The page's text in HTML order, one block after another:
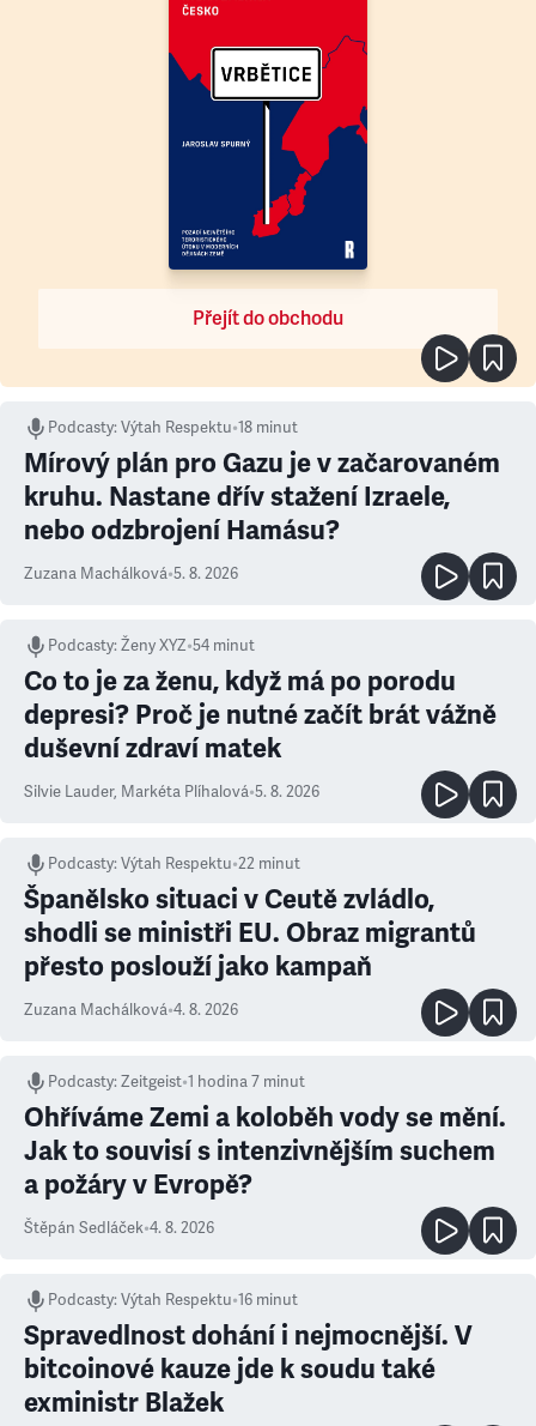
Přejít do obchodu
Podcasty:Výtah Respektu•18 minut
Mírový plán pro Gazu je v začarovaném
kruhu. Nastane dřív stažení Izraele,
nebo odzbrojení Hamásu?
Zuzana Machálková•5. 8. 2026
Podcasty:Ženy XYZ•54 minut
Co to je za ženu, když má po porodu
depresi? Proč je nutné začít brát vážně
duševní zdraví matek
Silvie Lauder, Markéta Plíhalová•5. 8. 2026
Podcasty:Výtah Respektu•22 minut
Španělsko situaci v Ceutě zvládlo,
shodli se ministři EU. Obraz migrantů
přesto poslouží jako kampaň
Zuzana Machálková•4. 8. 2026
Podcasty:Zeitgeist•1 hodina 7 minut
Ohříváme Zemi a koloběh vody se mění.
Jak to souvisí s intenzivnějším suchem
a požáry v Evropě?
Štěpán Sedláček•4. 8. 2026
Podcasty:Výtah Respektu•16 minut
Spravedlnost dohání i nejmocnější. V
bitcoinové kauze jde k soudu také
exministr Blažek